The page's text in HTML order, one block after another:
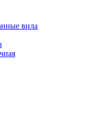
вила